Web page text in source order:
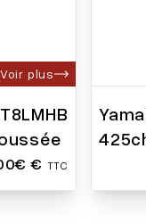
Voir plus
€ TTC